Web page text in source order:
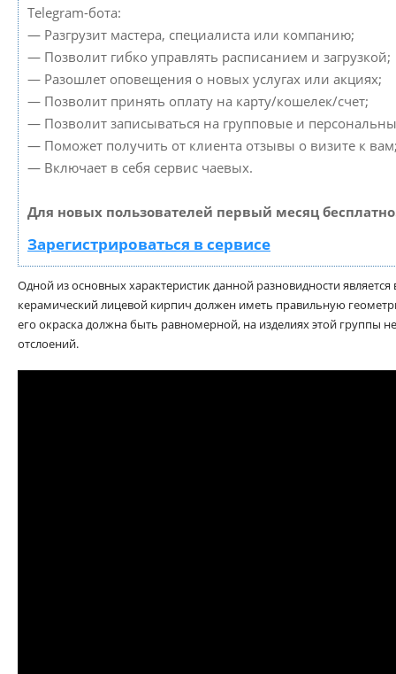
Telegram-бота:
— Разгрузит мастера, специалиста или компанию;
— Позволит гибко управлять расписанием и загрузкой;
— Разошлет оповещения о новых услугах или акциях;
— Позволит принять оплату на карту/кошелек/счет;
— Позволит записываться на групповые и
— Поможет получить от клиента отзывы о визите к
— Включает в себя сервис чаевых.
Для новых пользователей первый месяц
Зарегистрироваться в сервисе
Одной из основных характеристик данной разновидности
керамический лицевой кирпич должен иметь правильную
его окраска должна быть равномерной, на изделиях этой группы
отслоений.